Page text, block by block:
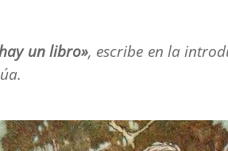
un libro», escribe en la